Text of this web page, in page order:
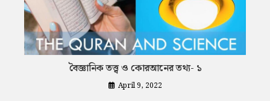
বৈজ্ঞানিক তত্ত্ব ও কোরআনের তথ্য- ১
April 9, 2022